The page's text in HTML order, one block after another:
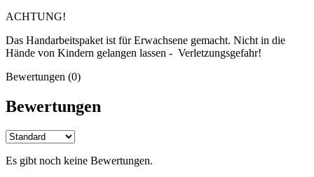
ACHTUNG!
Das Handarbeitspaket ist für Erwachsene gemacht. Nicht in die
Hände von Kindern gelangen lassen - Verletzungsgefahr!
Bewertungen (0)
Bewertungen
Es gibt noch keine Bewertungen.